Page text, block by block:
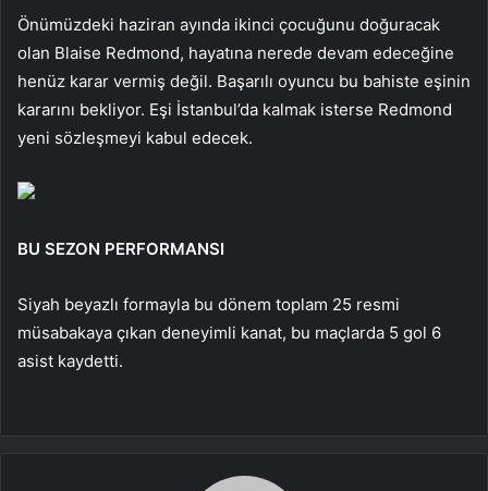
Önümüzdeki haziran ayında ikinci çocuğunu doğuracak
olan Blaise Redmond, hayatına nerede devam edeceğine
henüz karar vermiş değil. Başarılı oyuncu bu bahiste eşinin
kararını bekliyor. Eşi İstanbul’da kalmak isterse Redmond
yeni sözleşmeyi kabul edecek.
BU SEZON PERFORMANSI
Siyah beyazlı formayla bu dönem toplam 25 resmi
müsabakaya çıkan deneyimli kanat, bu maçlarda 5 gol 6
asist kaydetti.